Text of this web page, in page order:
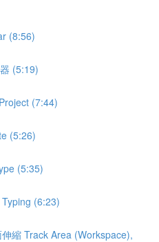
(8:56)
(5:19)
(7:44)
(5:26)
(5:35)
(6:23)
縮 Track Area (Workspace),